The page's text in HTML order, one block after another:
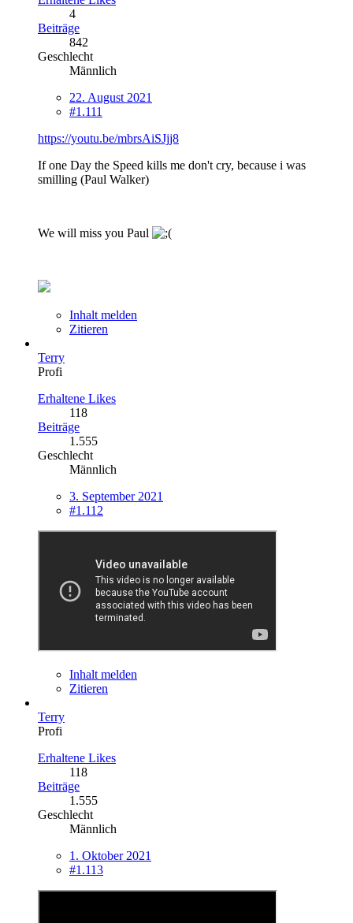
4
Beiträge
842
Geschlecht
Männlich
22. August 2021
#1.111
https://youtu.be/mbrsAiSJjj8
If one Day the Speed kills me don't cry, because i was
smilling (Paul Walker)
We will miss you Paul
Inhalt melden
Zitieren
Terry
Profi
Erhaltene Likes
118
Beiträge
1.555
Geschlecht
Männlich
3. September 2021
#1.112
Inhalt melden
Zitieren
Terry
Profi
Erhaltene Likes
118
Beiträge
1.555
Geschlecht
Männlich
1. Oktober 2021
#1.113